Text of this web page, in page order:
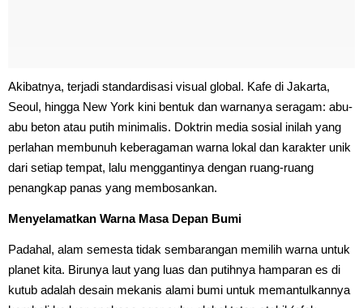
Akibatnya, terjadi standardisasi visual global. Kafe di Jakarta,
Seoul, hingga New York kini bentuk dan warnanya seragam: abu-
abu beton atau putih minimalis. Doktrin media sosial inilah yang
perlahan membunuh keberagaman warna lokal dan karakter unik
dari setiap tempat, lalu menggantinya dengan ruang-ruang
penangkap panas yang membosankan.
Menyelamatkan Warna Masa Depan Bumi
Padahal, alam semesta tidak sembarangan memilih warna untuk
planet kita. Birunya laut yang luas dan putihnya hamparan es di
kutub adalah desain mekanis alami bumi untuk memantulkannya